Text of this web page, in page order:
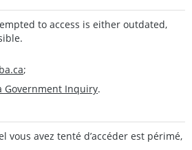
to access is either outdated,
;
Government Inquiry.
vous avez tenté d’accéder est périmé,